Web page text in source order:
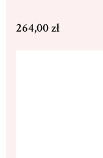
Cena
264,00 zł